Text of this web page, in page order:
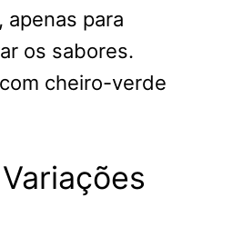
apenas para
os sabores.
cheiro-verde